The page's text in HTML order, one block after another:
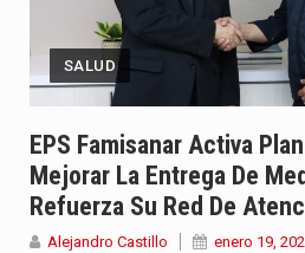
SALUD
EPS Famisanar Activa
Mejorar La Entrega De
Refuerza Su Red De
Alejandro Castillo enero 19,